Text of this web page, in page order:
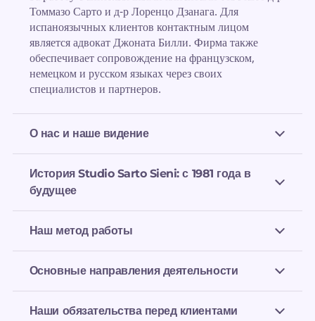
Томмазо Сарто и д-р Лоренцо Дзанага. Для
испаноязычных клиентов контактным лицом
является адвокат Джоната Билли. Фирма также
обеспечивает сопровождение на французском,
немецком и русском языках через своих
специалистов и партнеров.
О нас и наше видение
История Studio Sarto Sieni: с 1981 года в
будущее
Наш метод работы
Основные направления деятельности
Наши обязательства перед клиентами